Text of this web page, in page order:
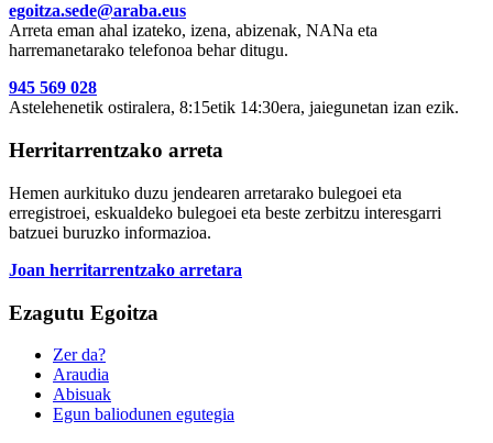
egoitza.sede@araba.eus
Arreta eman ahal izateko, izena, abizenak, NANa eta
harremanetarako telefonoa behar ditugu.
945 569 028
Astelehenetik ostiralera, 8:15etik 14:30era, jaiegunetan izan ezik.
Herritarrentzako arreta
Hemen aurkituko duzu jendearen arretarako bulegoei eta
erregistroei, eskualdeko bulegoei eta beste zerbitzu interesgarri
batzuei buruzko informazioa.
Joan herritarrentzako arretara
Ezagutu Egoitza
Zer da?
Araudia
Abisuak
Egun baliodunen egutegia